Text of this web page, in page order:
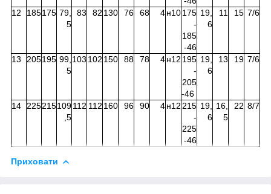
12 185175 79,
5
83 82 130 76 68 4н10175
-
185
-46
19,
6
11 15 7/6
13 205195 99,
5
103 102 150 88 78 4н12 195
-
205
-46
19,
6
13 19 7/6
14 225215109
,5
112 112 160 96 90 4н12 215
-
225
-46
19,
6
16,
5
22 8/7
Приховати